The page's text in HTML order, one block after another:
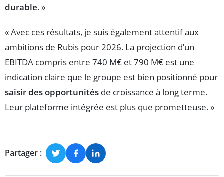
durable. »
« Avec ces résultats, je suis également attentif aux
ambitions de Rubis pour 2026. La projection d’un
EBITDA compris entre 740 M€ et 790 M€ est une
indication claire que le groupe est bien positionné pour
saisir des opportunités de croissance à long terme.
Leur plateforme intégrée est plus que prometteuse. »
Partager :